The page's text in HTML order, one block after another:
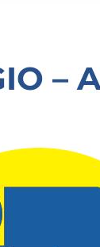
–